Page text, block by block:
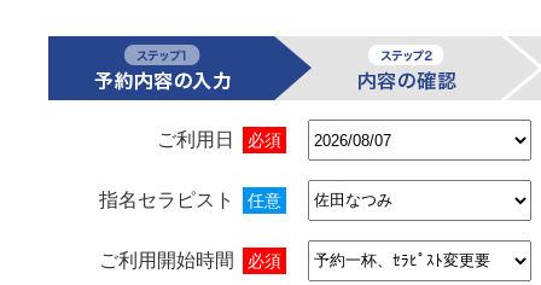
ご利用日 必須
指名セラピスト 任意
ご利用開始時間 必須